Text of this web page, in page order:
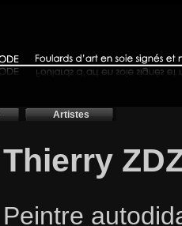
Artistes
Thierry
Peintre